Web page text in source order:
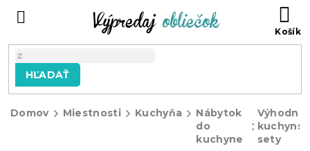
HĽADAŤ
Domov Miestnosti Kuchyňa
Nábytok
do
kuchyne
Výhodné
sety